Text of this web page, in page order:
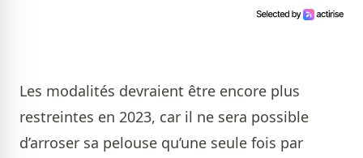
Les modalités devraient être encore plus
restreintes en 2023, car il ne sera possible
d’arroser sa pelouse qu’une seule fois par